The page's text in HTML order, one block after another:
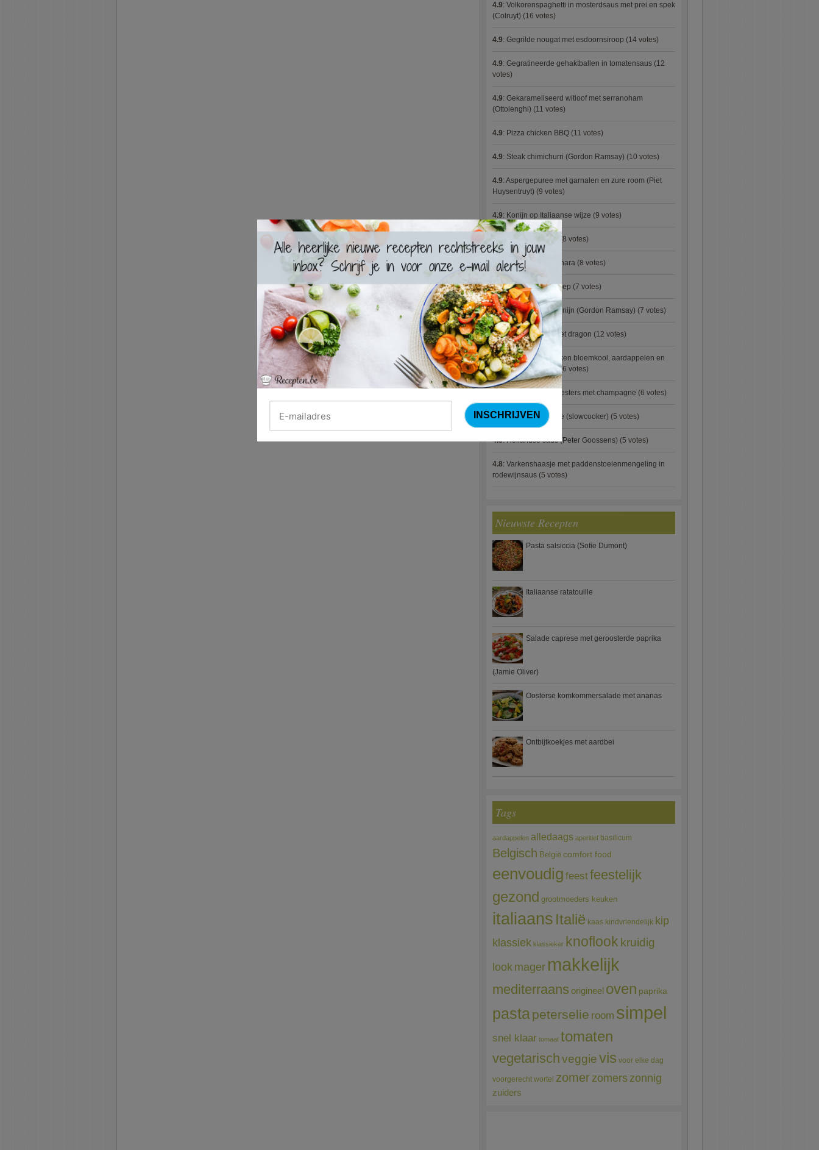
4.9: Volkorenspaghetti in mosterdsaus met prei en spek
(Colruyt) (16 votes)
4.9: Gegrilde nougat met esdoornsiroop (14 votes)
4.9: Gegratineerde gehaktballen in tomatensaus (12
votes)
4.9: Gekarameliseerd witloof met serranoham
(Ottolenghi) (11 votes)
4.9: Pizza chicken BBQ (11 votes)
4.9: Steak chimichurri (Gordon Ramsay) (10 votes)
4.9: Aspergepuree met garnalen en zure room (Piet
Huysentruyt) (9 votes)
4.9: Konijn op Italiaanse wijze (9 votes)
(8 votes)
4.9:Courgette carbonara (8 votes)
4.9:Aziatische preisoep (7 votes)
4.9:Fricassee van konijn (Gordon Ramsay) (7 votes)
4.8:Gestoofde kip met dragon (12 votes)
4.8:Zalm met gebakken bloemkool, aardappelen en
spek (Jeroen Meus)(6 votes)
Gegratineerde oesters met champagne (6 votes)
4.8:Linzenbolognese (slowcooker) (5 votes)
4.8:Hollandse saus (Peter Goossens) (5 votes)
4.8: Varkenshaasje met paddenstoelenmengeling in
rodewijnsaus (5 votes)
Nieuwste Recepten
Pasta salsiccia (Sofie Dumont)
Italiaanse ratatouille
Salade caprese met geroosterde paprika
(Jamie Oliver)
Oosterse komkommersalade met ananas
Ontbijtkoekjes met aardbei
Tags
aardappelen alledaags aperitief basilicum
Belgisch België comfort food
eenvoudig feestfeestelijk
gezond grootmoeders keuken
italiaans Italië kaas kindvriendelijk kip
klassiek klassieker knoflook kruidig
look mager makkelijk
mediterraans origineel oven paprika
pastapeterselie room simpel
snel klaar tomaat tomaten
vegetarischveggievis voor elke dag
voorgerecht wortel zomerzomerszonnig
zuiders
×